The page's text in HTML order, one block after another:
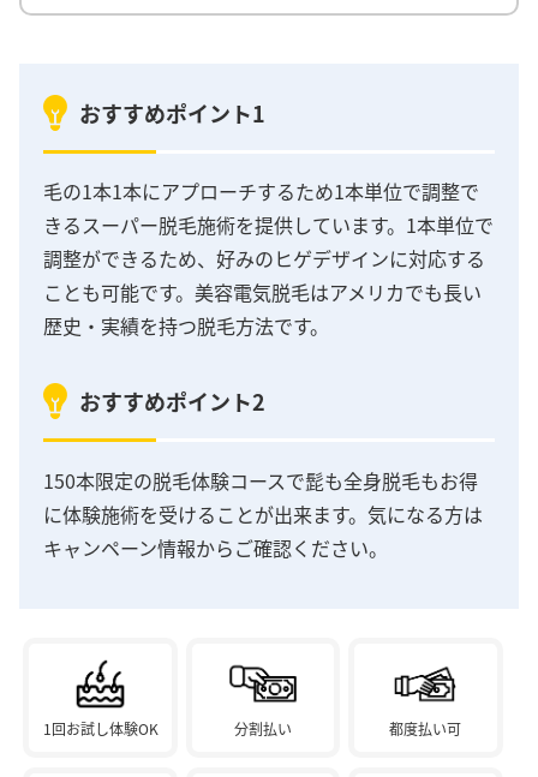
おすすめポイント1
毛の1本1本にアプローチするため1本単位で調整で
きるスーパー脱毛施術を提供しています。1本単位で
調整ができるため、好みのヒゲデザインに対応する
ことも可能です。美容電気脱毛はアメリカでも長い
歴史・実績を持つ脱毛方法です。
おすすめポイント2
150本限定の脱毛体験コースで髭も全身脱毛もお得
に体験施術を受けることが出来ます。気になる方は
キャンペーン情報からご確認ください。
1回お試し体験OK 分割払い 都度払い可